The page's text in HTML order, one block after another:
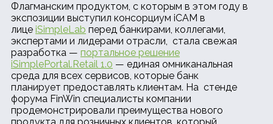
Флагманским продуктом, с которым в этом году в
экспозиции выступил консорциум iCAM в
лице iSimpleLab перед банкирами, коллегами,
экспертами и лидерами отрасли, стала свежая
разработка — портальное решение
iSimplePortal.Retail 1.0 — единая омниканальная
среда для всех сервисов, которые банк
планирует предоставлять клиентам. На стенде
форума FinWin специалисты компании
продемонстрировали преимущества нового